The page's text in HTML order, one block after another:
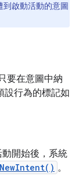
到啟動活動的意圖
要在意圖中納
設行為的標記如
開始後，系統
。